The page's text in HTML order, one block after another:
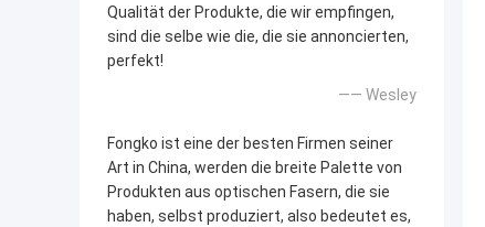
Qualität der Produkte, die wir empfingen,
sind die selbe wie die, die sie annoncierten,
perfekt!
—— Wesley
Fongko ist eine der besten Firmen seiner
Art in China, werden die breite Palette von
Produkten aus optischen Fasern, die sie
haben, selbst produziert, also bedeutet es,